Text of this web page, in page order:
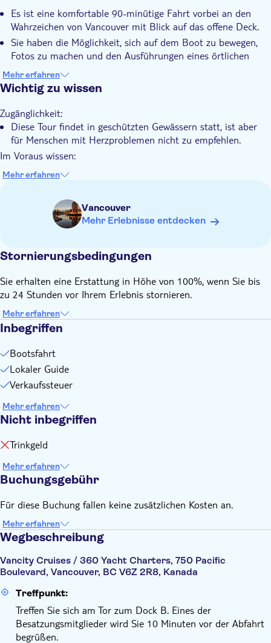
Eine ideale Wahl für Paare, Familien, Besucher mit wenig Zeit
und alle, die Vancouver vom Wasser aus kennenlernen
möchten.
Geführte Tour
Es ist eine komfortable 90-minütige Fahrt vorbei an den
Wahrzeichen von Vancouver mit Blick auf das offene Deck.
Sie haben die Möglichkeit, sich auf dem Boot zu bewegen,
Fotos zu machen und den Ausführungen eines örtlichen
Führers zu lauschen.
Sie sehen die bewaldete Uferlinie des Stanley Park, die
English Bay und die Berge im Hintergrund
Sie können den False Creek vom Wasser aus sehen, vorbei
an Yachthäfen, Stadtvierteln und Granville Island
Mehr erfahren
Wichtig zu wissen
Zugänglichkeit:
Diese Tour findet in geschützten Gewässern statt, ist aber
für Menschen mit Herzproblemen nicht zu empfehlen.
Im Voraus wissen:
Eine Toilette ist an Bord vorhanden
Das Mindestalter für diese Tour ist 3 Jahre alt.
Bitte mitbringen:
Schuhe mit weichen Sohlen, Sonnenbrille und eine leichte
sein kann
Mehr erfahren
Vancouver
Mehr Erlebnisse entdecken
Stornierungsbedingungen
Sie erhalten eine Erstattung in Höhe von 100%, wenn Sie bis
zu 24 Stunden vor Ihrem Erlebnis stornieren.
Mehr erfahren
Inbegriffen
Bootsfahrt
Lokaler Guide
Verkaufssteuer
Mehr erfahren
Nicht inbegriffen
Trinkgeld
Mehr erfahren
Buchungsgebühr
Für diese Buchung fallen keine zusätzlichen Kosten an.
Mehr erfahren
Wegbeschreibung
Vancity Cruises / 360 Yacht Charters, 750 Pacific
Boulevard, Vancouver, BC V6Z 2R8, Kanada
Treffpunkt:
Treffen Sie sich am Tor zum Dock B. Eines der
Besatzungsmitglieder wird Sie 10 Minuten vor der Abfahrt
begrüßen.